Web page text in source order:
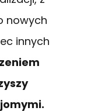
nowych
innych